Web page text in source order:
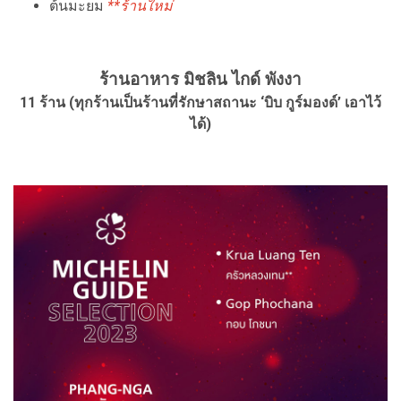
ต้นมะยม **ร้านใหม่
ร้านอาหาร มิชลิน ไกด์ พังงา
11 ร้าน (ทุกร้านเป็นร้านที่รักษาสถานะ ‘บิบ กูร์มองด์’ เอาไว้
ได้)